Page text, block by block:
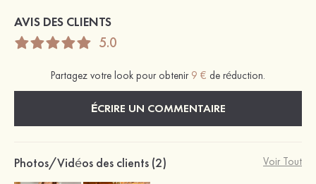
AVIS DES CLIENTS
5.0
Partagez votre look pour obtenir 9 € de réduction.
ÉCRIRE UN COMMENTAIRE
Photos/Vidéos des clients (2) Voir Tout